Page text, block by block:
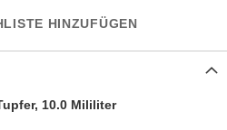
HINZUFÜGEN
10.0 Mililiter